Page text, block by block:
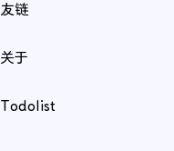
友链
关于
Todolist